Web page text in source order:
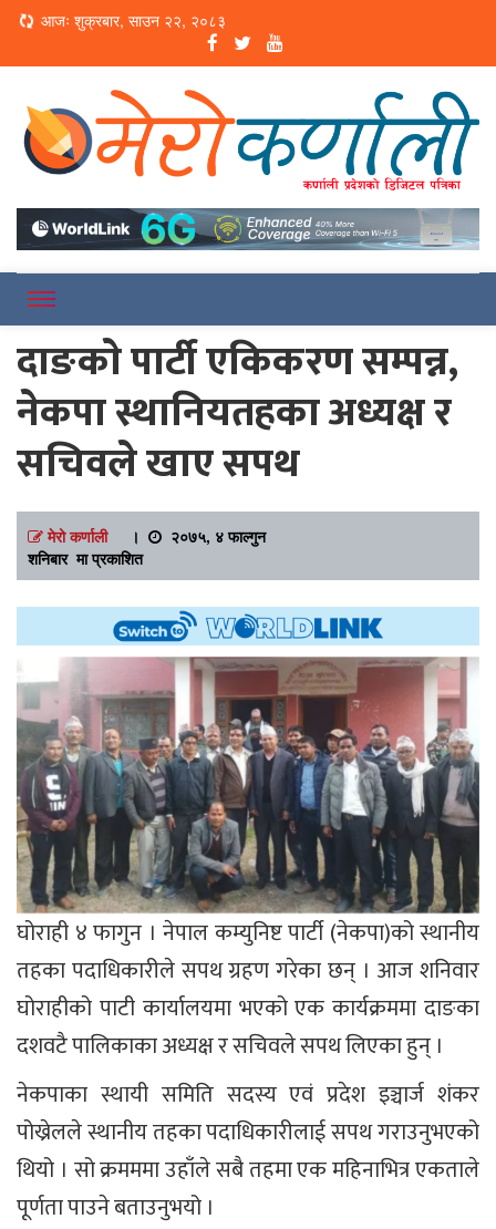
Loading...
आजः शुक्रबार, साउन २२, २०८३
Merokarnali
दाङकाे पार्टी एकिकरण सम्पन्न,
नेकपा स्थानियतहका अध्यक्ष र
सचिवले खाए सपथ
मेरो कर्णाली।
२०७५, ४ फाल्गुन
शनिबार मा प्रकाशित
घोराही ४ फागुन । नेपाल कम्युनिष्ट पार्टी (नेकपा)को स्थानीय
तहका पदाधिकारीले सपथ ग्रहण गरेका छन् । आज शनिवार
घोराहीको पाटी कार्यालयमा भएको एक कार्यक्रममा दाङका
दशवटै पालिकाका अध्यक्ष र सचिवले सपथ लिएका हुन् ।
नेकपाका स्थायी समिति सदस्य एवं प्रदेश इञ्चार्ज शंकर
पोख्रेलले स्थानीय तहका पदाधिकारीलाई सपथ गराउनुभएको
थियो । सो क्रमममा उहाँले सबै तहमा एक महिनाभित्र एकताले
पूर्णता पाउने बताउनुभयो ।